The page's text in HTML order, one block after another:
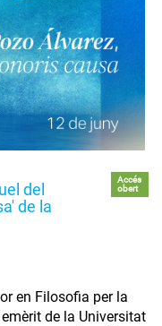
del
de la
Accés
obert
en Filosofia per la
de la Universitat